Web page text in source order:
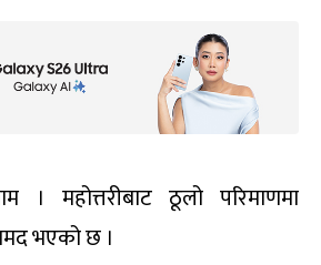
महोत्तरीबाट ठूलो परिमाणमा
भएको छ ।